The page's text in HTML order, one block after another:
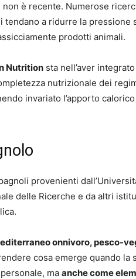
è recente. Numerose
a ridurre la pressione
prodotti animali.
Nutrition sta nell’aver
nutrizionale dei
invariato l’apporto
provenienti
delle Ricerche e da altri
onnivoro, pesco-
cosa emerge quando la
ma anche come